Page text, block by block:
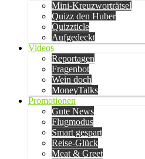
Mini-Kreuzworträtsel
Quizz den Huber
Quizzticle
Aufgedeckt
Videos
Reportagen
Fragenbot
Wein doch
MoneyTalks
Promotionen
Gute News
Flugmodus
Smart gespart
Reise-Glück
Meat & Greet